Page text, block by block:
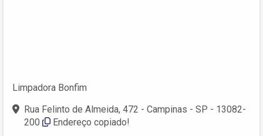
Limpadora Bonfim
Rua Felinto de Almeida, 472 - Campinas - SP - 13082-
200
Endereço copiado!